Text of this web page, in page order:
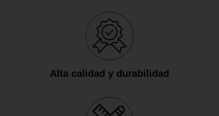
Alta calidad y durabilidad